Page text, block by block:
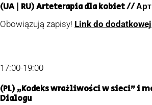
(UA | RU) Arteterapia dla kobiet //
Obowiązują zapisy! Link do
17:00-19:00
(PL) „Kodeks wrażliwości w sieci” i
Dialogu